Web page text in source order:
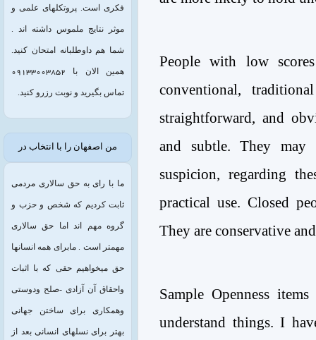
فکری است. پروتکلهای علمی و
موثر نتایج ملموس داشته اند .
شما هم داوطلبانه امتحان کنید.
همین الان با 09133003852
تماس بگیرید و نوبت رزرو کنید.
من اصفهان را با انتخاب در
ما با رای به حق سالاری مردمی
ثابت کردیم که شخص و حزب و
گروه مهم اند اما حق سالاری
مهمتر است . مابرای همه انسانها
حق میخواهیم حقی که با اثبات
واحقاق آن آزادی -صلح ودوستی
وهمکاری برای ساختن جهانی
بهتر برای نسلهای انسانی بعد از
People with low
conventional,
straightforward, and
and subtle. They may
suspicion, regarding
practical use. Closed
They are conservative
Sample Openness
understand things. I